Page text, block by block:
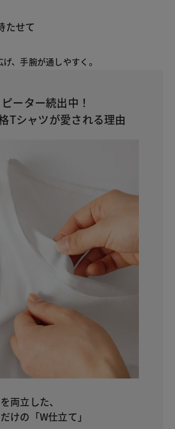
たせて
、手腕が通しやすく。
ピーター続出中！
Tシャツが愛される理由
両立した、
けの「W仕立て」